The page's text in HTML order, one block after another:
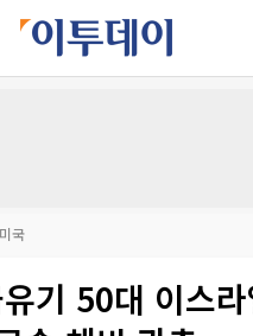
미국
기 50대 이스